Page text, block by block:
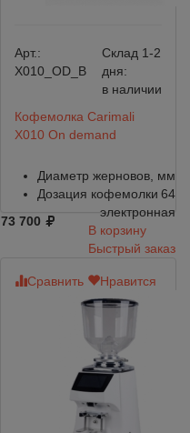
Арт.:
X010_OD_B
Склад 1-2
дня:
в наличии
Кофемолка Carimali
X010 On demand
Диаметр жерновов, мм
64
Дозация кофемолки
электронная
73 700
В корзину
Быстрый заказ
Сравнить Нравится